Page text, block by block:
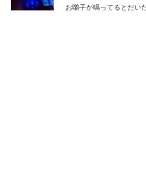
お囃子が鳴ってるとだい